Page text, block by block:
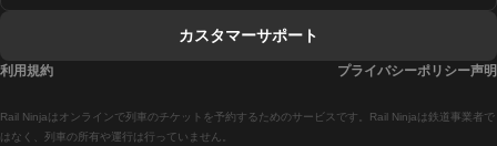
マドリードからセビリアまでの列車
Rail Ninjaはオンラインで列車のチケットを予約するためのサービスです。Rail Ninjaは鉄道事業者で
はなく、列車の所有や運行は行っていません。
カスタマーサポート
利用規約 プライバシーポリシー声明